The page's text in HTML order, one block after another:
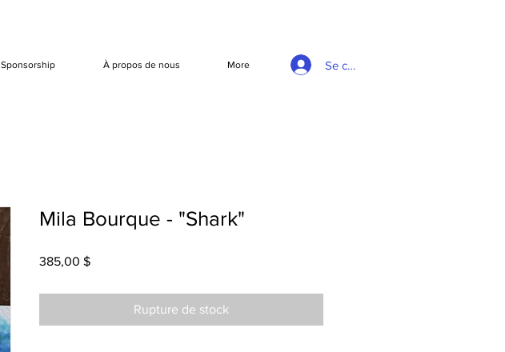
Sponsorship À propos de nous More Se connecter
Mila Bourque - "Shark"
385,00 $Prix
Rupture de stock